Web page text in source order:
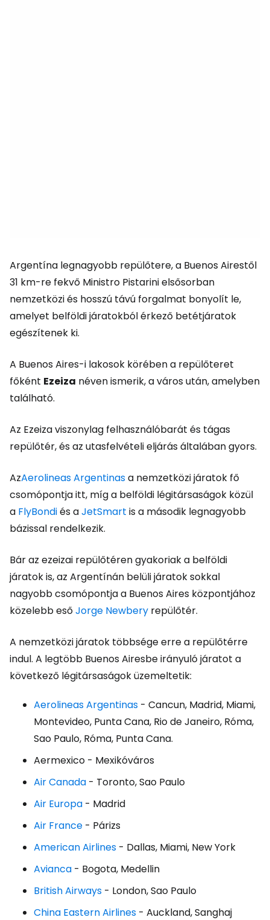
Argentína legnagyobb repülőtere, a Buenos Airestől
31 km-re fekvő Ministro Pistarini elsősorban
nemzetközi és hosszú távú forgalmat bonyolít le,
amelyet belföldi járatokból érkező betétjáratok
egészítenek ki.
A Buenos Aires-i lakosok körében a repülőteret
főként Ezeiza néven ismerik, a város után, amelyben
található.
Az Ezeiza viszonylag felhasználóbarát és tágas
repülőtér, és az utasfelvételi eljárás általában gyors.
AzAerolineas Argentinasa nemzetközi járatok fő
csomópontja itt, míg a belföldi légitársaságok közül
a FlyBondiés aJetSmart is a második legnagyobb
bázissal rendelkezik.
Bár az ezeizai repülőtéren gyakoriak a belföldi
járatok is, az Argentínán belüli járatok sokkal
nagyobb csomópontja a Buenos Aires központjához
közelebb esőJorge Newbery repülőtér.
A nemzetközi járatok többsége erre a repülőtérre
indul. A legtöbb Buenos Airesbe irányuló járatot a
következő légitársaságok üzemeltetik:
Aerolineas Argentinas - Cancun, Madrid, Miami,
Montevideo, Punta Cana, Rio de Janeiro, Róma,
Sao Paulo, Róma, Punta Cana.
Aermexico - Mexikóváros
Air Canada - Toronto, Sao Paulo
Air Europa - Madrid
Air France - Párizs
American Airlines - Dallas, Miami, New York
Avianca - Bogota, Medellin
British Airways - London, Sao Paulo
China Eastern Airlines - Auckland, Sanghaj